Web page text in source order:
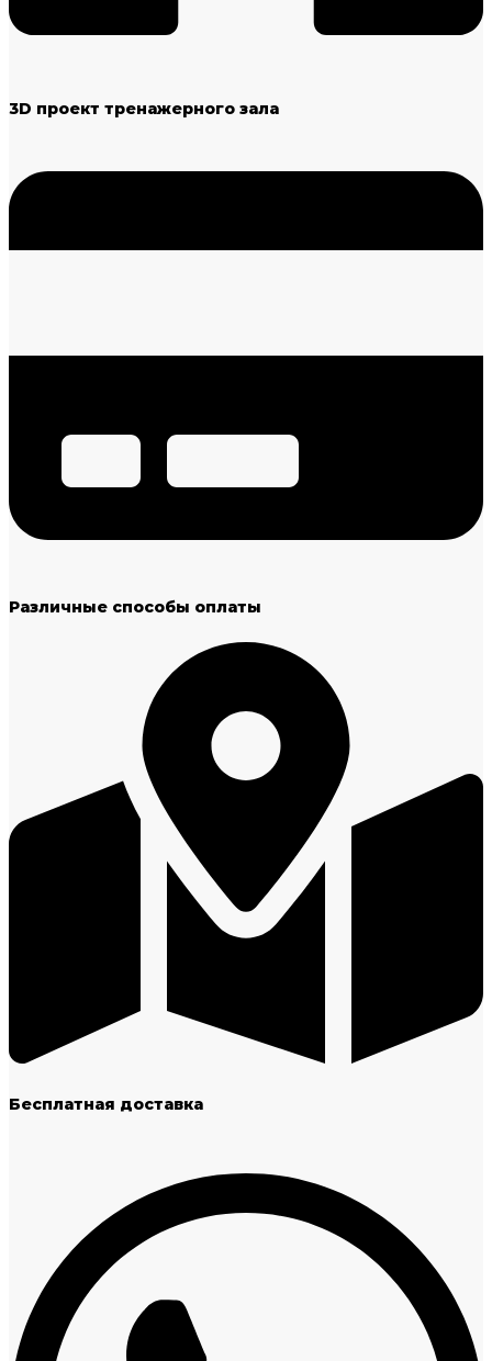
3D проект тренажерного зала
Различные способы оплаты
Бесплатная доставка